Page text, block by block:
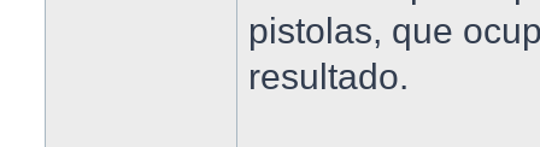
pistolas, que
resultado.